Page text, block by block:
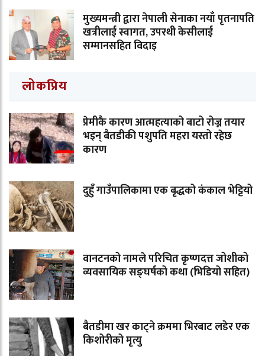
मुख्यमन्त्री द्वारा नेपाली सेनाका नयाँ पृतनापति
खत्रीलाई स्वागत, उपरथी केसीलाई
सम्मानसहित विदाइ
लोकप्रिय
प्रेमीकै कारण आत्महत्याको बाटो रोज्न तयार
भइन् बैतडीकी पशुपति महरा यस्तो रहेछ
कारण
दुहुँ गाउँपालिकामा एक बृद्धको कंकाल भेट्टियो
वानटनको नामले परिचित कृष्णदत्त जोशीको
व्यवसायिक सङ्घर्षको कथा (भिडियो सहित)
बैतडीमा खर काट्ने क्रममा भिरबाट लडेर एक
किशोरीको मृत्यु